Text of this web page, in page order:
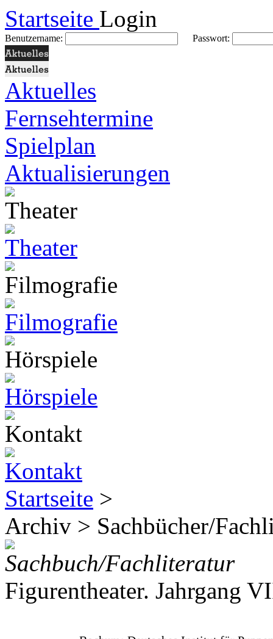
Startseite Login
Benutzername: Passwort:
Aktuelles
Fernsehtermine
Spielplan
Aktualisierungen
Startseite >
Archiv > Sachbücher/
Sachbuch/Fachliteratur
Figurentheater. Jahrgang